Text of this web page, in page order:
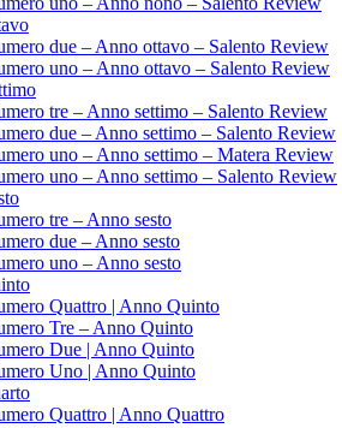
due – Anno ottavo – Salento Review
uno – Anno ottavo – Salento Review
tre – Anno settimo – Salento Review
due – Anno settimo – Salento Review
uno – Anno settimo – Matera Review
uno – Anno settimo – Salento Review
tre – Anno sesto
due – Anno sesto
uno – Anno sesto
Quattro | Anno Quinto
Tre – Anno Quinto
Due | Anno Quinto
Uno | Anno Quinto
Quattro | Anno Quattro